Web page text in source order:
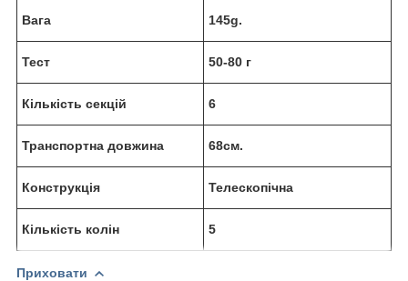
Вага 145g.
Тест 50-80 г
Кількість секцій 6
Транспортна довжина 68см.
Конструкція Телескопічна
Кількість колін 5
Приховати